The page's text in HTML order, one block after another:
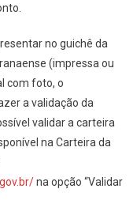
no guichê da
(impressa ou
com foto, o
a validação da
validar a carteira
na Carteira da
na opção “Validar